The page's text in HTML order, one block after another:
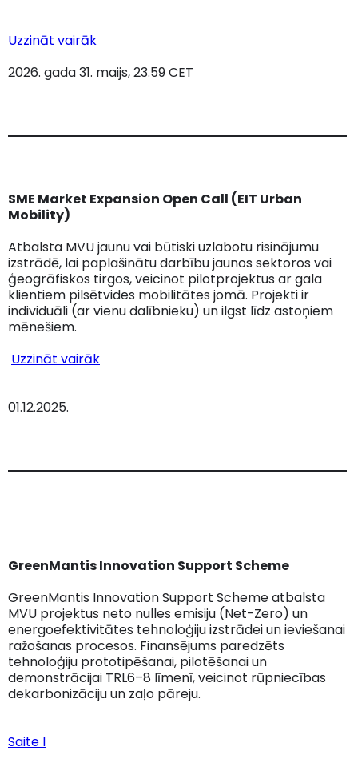
Uzzināt vairāk
2026. gada 31. maijs, 23.59 CET
SME Market Expansion Open Call (EIT Urban
Mobility)​
Atbalsta MVU jaunu vai būtiski uzlabotu risinājumu
izstrādē, lai paplašinātu darbību jaunos sektoros vai
ģeogrāfiskos tirgos, veicinot pilotprojektus ar gala
klientiem pilsētvides mobilitātes jomā. Projekti ir
individuāli (ar vienu dalībnieku) un ilgst līdz astoņiem
mēnešiem.​
Uzzināt vairāk
01.12.2025.
GreenMantis Innovation Support Scheme
GreenMantis Innovation Support Scheme atbalsta
MVU projektus neto nulles emisiju (Net-Zero) un
energoefektivitātes tehnoloģiju izstrādei un ieviešanai
ražošanas procesos. Finansējums paredzēts
tehnoloģiju prototipēšanai, pilotēšanai un
demonstrācijai TRL6–8 līmenī, veicinot rūpniecības
dekarbonizāciju un zaļo pāreju.
Saite I